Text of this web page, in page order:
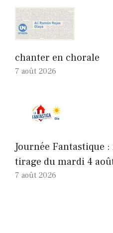
chanter en chorale
7 août 2026
Journée Fantastique
tirage du mardi 4
7 août 2026